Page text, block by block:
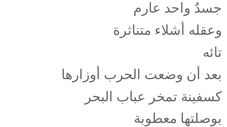
جسدٌ واحد عارم
وعقله أشلاء متناثرة
تائه
بعد أن وضعت الحرب أوزارها
كسفينة تمخر عباب البحر
بوصلتها معطوبة